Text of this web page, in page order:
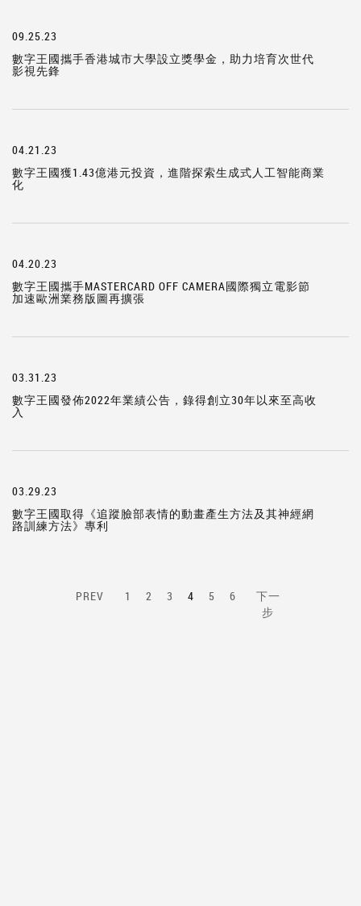
09.25.23
數字王國攜手香港城市大學設立獎學金，助力培育次世代
影視先鋒
04.21.23
數字王國獲1.43億港元投資，進階探索生成式人工智能商業
化
04.20.23
數字王國攜手MASTERCARD OFF CAMERA國際獨立電影節
加速歐洲業務版圖再擴張
03.31.23
數字王國發佈2022年業績公告，錄得創立30年以來至高收
入
03.29.23
數字王國取得《追蹤臉部表情的動畫產生方法及其神經網
路訓練方法》專利
PREV 1 2 3 4 5 6
下一
步